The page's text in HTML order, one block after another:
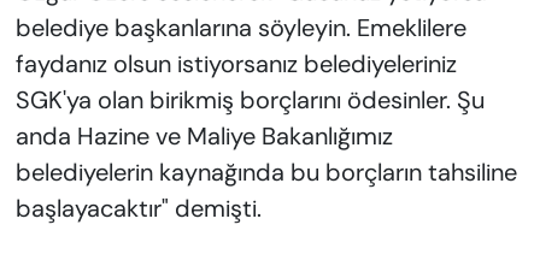
belediye başkanlarına söyleyin. Emeklilere
faydanız olsun istiyorsanız belediyeleriniz
SGK'ya olan birikmiş borçlarını ödesinler. Şu
anda Hazine ve Maliye Bakanlığımız
belediyelerin kaynağında bu borçların tahsiline
başlayacaktır" demişti.